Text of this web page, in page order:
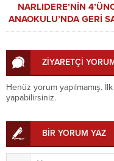
NARLIDERE’NİN
ANAOKULU’NDA GERİ
ZİYARETÇİ
Henüz yorum yapılmamış.
yapabilirsiniz.
BİR YORUM YAZ